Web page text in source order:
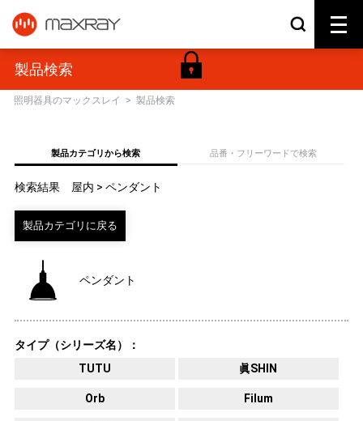
製品検索
照明器具のマックスレイ > 製品検索
製品カテゴリから検索 品番・フリーワードで検索
検索結果 屋内 > ペンダント
ペンダント
タイプ（シリーズ名）：
TUTU
眞SHIN
Orb Filum